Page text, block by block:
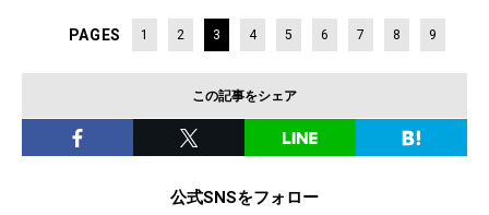
PAGES 1 2 3 4 5 6 7 8 9
この記事をシェア
公式SNSをフォロー